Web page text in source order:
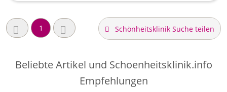
1 Schönheitsklinik Suche teilen
Beliebte Artikel und Schoenheitsklinik.info
Empfehlungen